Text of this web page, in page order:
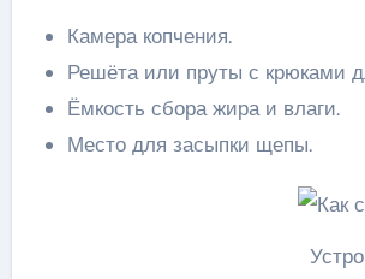
Камера копчения.
Решёта или пруты с крюками
Ёмкость сбора жира и влаги.
Место для засыпки щепы.